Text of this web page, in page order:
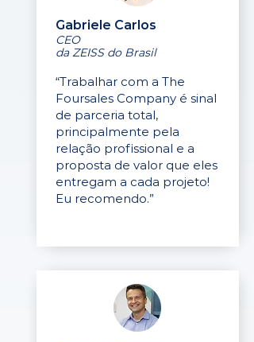
Gabriele Carlos
CEO
da ZEISS do Brasil
“Trabalhar com a The
Foursales Company é sinal
de parceria total,
principalmente pela
relação profissional e a
proposta de valor que eles
entregam a cada projeto!
Eu recomendo.”